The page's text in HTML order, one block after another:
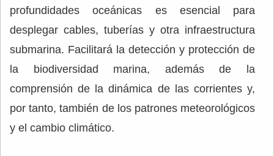
profundidades oceánicas es esencial para
desplegar cables, tuberías y otra infraestructura
submarina. Facilitará la detección y protección de
la biodiversidad marina, además de la
comprensión de la dinámica de las corrientes y,
por tanto, también de los patrones meteorológicos
y el cambio climático.